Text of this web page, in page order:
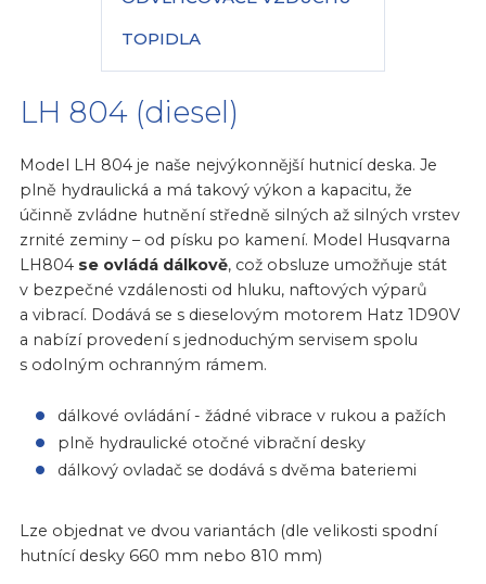
TOPIDLA
LH 804 (diesel)
Model LH 804 je naše nejvýkonnější hutnicí deska. Je
plně hydraulická a má takový výkon a kapacitu, že
účinně zvládne hutnění středně silných až silných vrstev
zrnité zeminy – od písku po kamení. Model Husqvarna
LH804 se ovládá dálkově, což obsluze umožňuje stát
v bezpečné vzdálenosti od hluku, naftových výparů
a vibrací. Dodává se s dieselovým motorem Hatz 1D90V
a nabízí provedení s jednoduchým servisem spolu
s odolným ochranným rámem.
dálkové ovládání - žádné vibrace v rukou a pažích
plně hydraulické otočné vibrační desky
dálkový ovladač se dodává s dvěma bateriemi
Lze objednat ve dvou variantách (dle velikosti spodní
hutnící desky 660 mm nebo 810 mm)